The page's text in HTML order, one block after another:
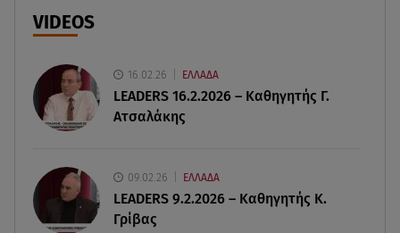
Τραγωδία στην Πάρο: Νεκρό 4χρονο παιδί σε
πισίνα
500 για το 2026
08.08.26 , 17:45
VIDEOS
16.02.26 ΕΛΛΑΔΑ
LEADERS 16.2.2026 – Καθηγητής Γ.
Ατσαλάκης
09.02.26 ΕΛΛΑΔΑ
LEADERS 9.2.2026 – Καθηγητής Κ.
Γρίβας